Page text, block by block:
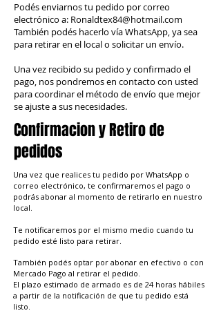
Podés enviarnos tu pedido por correo
electrónico a: Ronaldtex84@hotmail.com
También podés hacerlo vía WhatsApp, ya sea
para retirar en el local o solicitar un envío.
Una vez recibido su pedido y confirmado el
pago, nos pondremos en contacto con usted
para coordinar el método de envío que mejor
se ajuste a sus necesidades.
Confirmacion y Retiro de
pedidos
Una vez que realices tu pedido por WhatsApp o
correo electrónico, te confirmaremos el pago o
podrás abonar al momento de retirarlo en nuestro
local.
Te notificaremos por el mismo medio cuando tu
pedido esté listo para retirar.
También podés optar por abonar en efectivo o con
Mercado Pago al retirar el pedido.
El plazo estimado de armado es de 24 horas hábiles
a partir de la notificación de que tu pedido está
listo.